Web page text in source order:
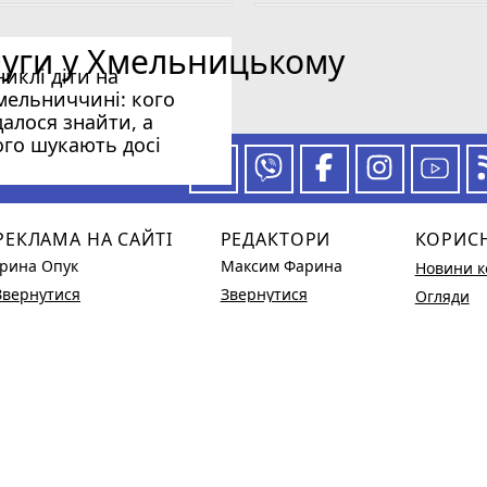
знайти, а кого шукають досі
(ІМЕНА)
з двома захисниками
діти на
кого
знайти, а
шукають досі
у Хмельницькому
нашими новинами
НА САЙТІ
Опук
РЕДАКТОРИ
Максим Фарина
Звернутися
Новини
Огляди